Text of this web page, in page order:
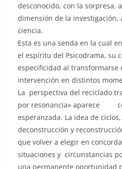
desconocido, con la sorpresa,
dimensión de la investigación,
ciencia.
Esta es una senda en la cual
el espíritu del Psicodrama, su
especificidad al transformarse
intervención en distintos
La perspectiva del reciclado
por resonancia» aparece
esperanzada. La idea de
deconstrucción y
que volver a elegir en
situaciones y circunstancias
una permanente oportunidad